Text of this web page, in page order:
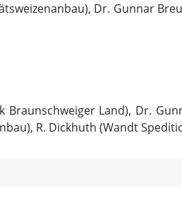
Dr. Gunnar
Braunschweiger Land), Dr.
R. Dickhuth (Wandt